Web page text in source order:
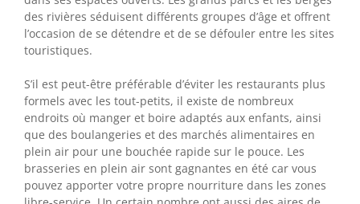
des rivières séduisent différents groupes d’âge et offrent
l’occasion de se détendre et de se défouler entre les sites
touristiques.
S’il est peut-être préférable d’éviter les restaurants plus
formels avec les tout-petits, il existe de nombreux
endroits où manger et boire adaptés aux enfants, ainsi
que des boulangeries et des marchés alimentaires en
plein air pour une bouchée rapide sur le pouce. Les
brasseries en plein air sont gagnantes en été car vous
pouvez apporter votre propre nourriture dans les zones